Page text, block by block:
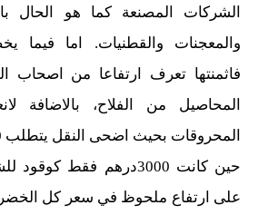
الشركات المصنعة كما هو الحال
والمعجنات والقطنيات. اما فيما
فاثمنتها تعرف ارتفاعا من اصحاب
المحاصيل من الفلاح، بالاضافة
حين كانت 3000درهم فقط
على ارتفاع ملحوظ في سعر كل الخضر